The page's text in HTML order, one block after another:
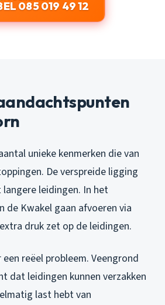
085 019 49 12
unieke kenmerken die van
De verspreide ligging
leidingen. In het
de Kwakel gaan afvoeren via
druk zet op de leidingen.
reëel probleem. Veengrond
dat leidingen kunnen verzakken
last hebt van